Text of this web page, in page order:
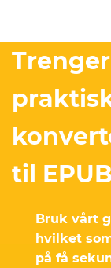
til
Bruk vårt
hvilket
på få